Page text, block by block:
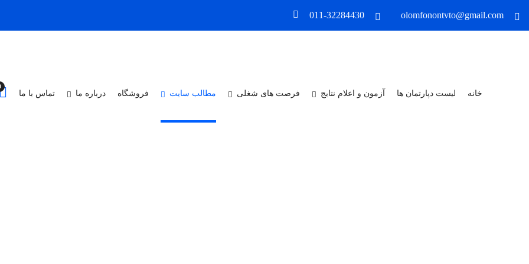
olomfonontvto@gmail.com
011-32284430
خانه لیست دپارتمان ها آزمون و اعلام نتایج فرصت های شغلی مطالب سایت فروشگاه درباره ما تماس با ما